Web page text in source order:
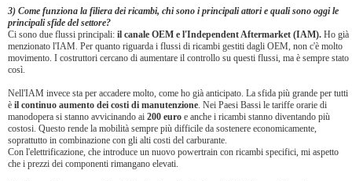
3) Come funziona la filiera dei ricambi, chi sono i principali attori e quali sono oggi le
principali sfide del settore?
Ci sono due flussi principali: il canale OEM e l'Independent Aftermarket (IAM). Ho già
menzionato l'IAM. Per quanto riguarda i flussi di ricambi gestiti dagli OEM, non c'è molto
movimento. I costruttori cercano di aumentare il controllo su questi flussi, ma è sempre stato
così.
Nell'IAM invece sta per accadere molto, come ho già anticipato. La sfida più grande per tutti
è il continuo aumento dei costi di manutenzione. Nei Paesi Bassi le tariffe orarie di
manodopera si stanno avvicinando ai 200 euro e anche i ricambi stanno diventando più
costosi. Questo rende la mobilità sempre più difficile da sostenere economicamente,
soprattutto in combinazione con gli alti costi del carburante.
Con l'elettrificazione, che introduce un nuovo powertrain con ricambi specifici, mi aspetto
che i prezzi dei componenti rimangano elevati.